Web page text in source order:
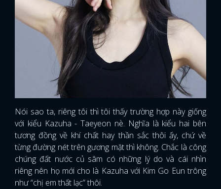
Nói sao ta, riêng tôi thì tôi thấy trường hợp này giống
với kiểu Kazuha - Taeyeon nè. Nghĩa là kiểu hai bên
tương đồng về khí chất hay thần sắc thôi ấy, chứ về
từng đường nét trên gương mặt thì không. Chắc là công
chúng đất nước củ sâm có những lý do và cái nhìn
riêng nên họ mới cho là Kazuha với Kim Go Eun trông
như “chị em thất lạc” thôi.